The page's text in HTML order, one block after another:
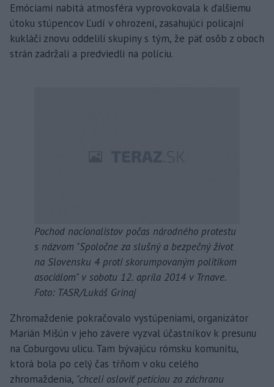
Emóciami nabitá atmosféra vyprovokovala k ďalšiemu
útoku stúpencov Ľudí v ohrození, zasahujúci policajní
kukláči znovu oddelili skupiny s tým, že päť osôb z oboch
strán zadržali a predviedli na políciu.
Pochod nacionalistov počas národného protestu
s názvom "Spoločne za slušný a bezpečný život
na Slovensku 4 proti skorumpovaným politikom
asociálom" v sobotu 12. apríla 2014 v Trnave.
Foto: TASR/Lukáš Grinaj
Zhromaždenie pokračovalo vystúpeniami, organizátor
Marián Mišún v jeho závere vyzval účastníkov k presunu
na Coburgovu ulicu. Tam bývajúcu rómsku komunitu,
ktorá bola po celý čas tŕňom v oku celého
zhromaždenia, "chceli osloviť petíciou za záchranu